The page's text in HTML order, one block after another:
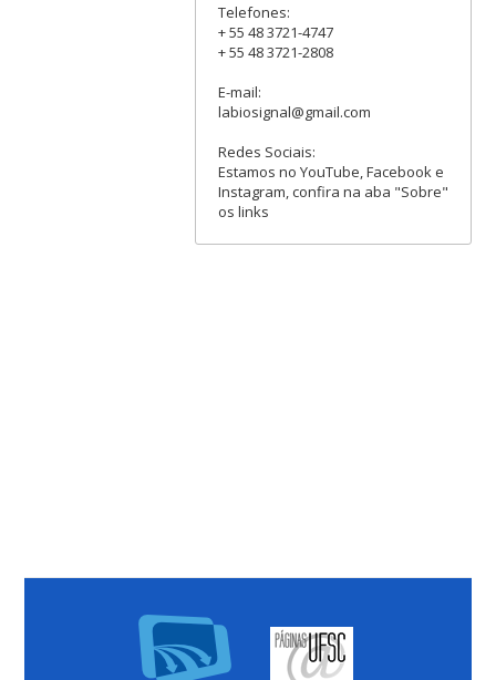
Telefones:
+ 55 48 3721-4747
+ 55 48 3721-2808
E-mail:
labiosignal@gmail.com
Redes Sociais:
Estamos no YouTube, Facebook e
Instagram, confira na aba "Sobre"
os links